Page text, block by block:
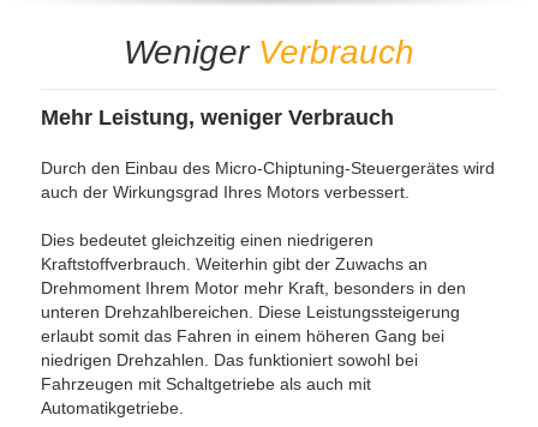
Weniger Verbrauch
Mehr Leistung, weniger Verbrauch
Durch den Einbau des Micro-Chiptuning-Steuergerätes wird
auch der Wirkungsgrad Ihres Motors verbessert.
Dies bedeutet gleichzeitig einen niedrigeren
Kraftstoffverbrauch. Weiterhin gibt der Zuwachs an
Drehmoment Ihrem Motor mehr Kraft, besonders in den
unteren Drehzahlbereichen. Diese Leistungssteigerung
erlaubt somit das Fahren in einem höheren Gang bei
niedrigen Drehzahlen. Das funktioniert sowohl bei
Fahrzeugen mit Schaltgetriebe als auch mit
Automatikgetriebe.